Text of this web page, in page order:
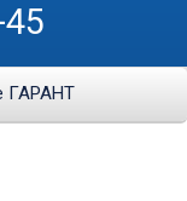
ГАРАНТ